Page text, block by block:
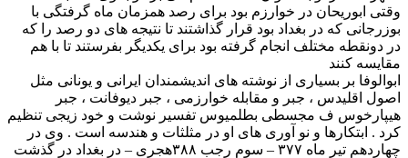
وقتی ابوریحان در خوارزم بود برای رصد همزمان ماه گرفتگی با
بوزرجانی که در بغداد بود قرار گذاشتند تا نتیجه های دو رصد را که
در دونقطه مختلف انجام گرفته بود برای یکدیگر بفرستند تا با هم
مقایسه کنند
ابوالوفا بر بسیاری از نوشته های اندیشمندان ایرانی و یونانی مثل
اصول اقلیدس ، جبر و مقابله خوارزمی ، جبر دیوفانت ، جبر
هیپارخوس ف مجسطی بطلمیوس تفسیر نوشت و خود زیجی تنظیم
کرد . ابتکارها و نو آوری های او در مثلثات و هندسه است . وی در
چهاردهم تیر ماه ۳۷۷ – سوم رجب ۳۸۸هجری – در بغداد در گذشت